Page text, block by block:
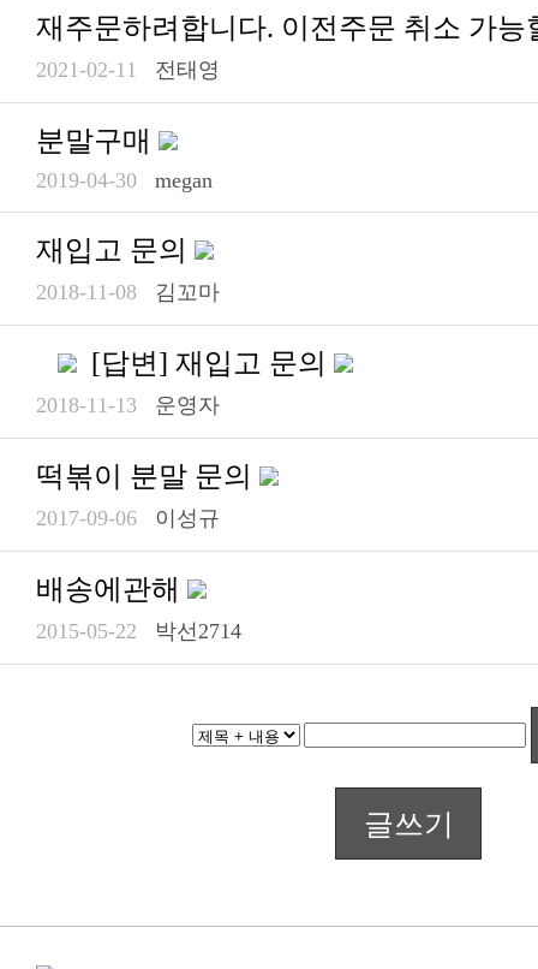
재주문하려합니다. 이전주문 취소 가능
2021-02-11 전태영
분말구매
2019-04-30 megan
재입고 문의
2018-11-08 김꼬마
[답변] 재입고 문의
2018-11-13 운영자
떡볶이 분말 문의
2017-09-06 이성규
배송에관해
2015-05-22 박선2714
글쓰기